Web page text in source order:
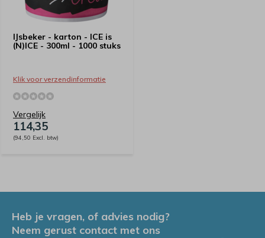
IJsbeker - karton - ICE is
(N)ICE - 300ml - 1000 stuks
Klik voor verzendinformatie
Vergelijk
114,35
(94,50 Excl. btw)
Heb je vragen, of advies nodig?
Neem gerust contact met ons